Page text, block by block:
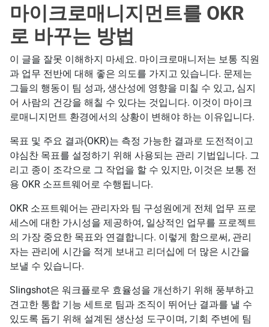
마이크로매니지먼트를 OKR
로 바꾸는 방법
이 글을 잘못 이해하지 마세요. 마이크로매니저는 보통 직원
과 업무 전반에 대해 좋은 의도를 가지고 있습니다. 문제는
그들의 행동이 팀 성과, 생산성에 영향을 미칠 수 있고, 심지
어 사람의 건강을 해칠 수 있다는 것입니다. 이것이 마이크
로매니지먼트 환경에서의 상황이 변해야 하는 이유입니다.
목표 및 주요 결과(OKR)는 측정 가능한 결과로 도전적이고
야심찬 목표를 설정하기 위해 사용되는 관리 기법입니다. 그
리고 종이 조각으로 그 작업을 할 수 있지만, 이것은 보통 전
용 OKR 소프트웨어로 수행됩니다.
OKR 소프트웨어는 관리자와 팀 구성원에게 전체 업무 프로
세스에 대한 가시성을 제공하여, 일상적인 업무를 프로젝트
의 가장 중요한 목표와 연결합니다. 이렇게 함으로써, 관리
자는 관리에 시간을 적게 보내고 리더십에 더 많은 시간을
보낼 수 있습니다.
Slingshot은 워크플로우 효율성을 개선하기 위해 풍부하고
견고한 통합 기능 세트로 팀과 조직이 뛰어난 결과를 낼 수
있도록 돕기 위해 설계된 생산성 도구이며, 기회 주변에 팀